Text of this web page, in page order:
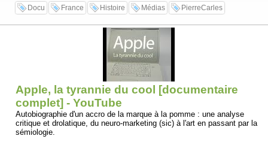
structurel, des trains de réformes qui ont dévasté les États, les
l'humanité a ainsi vu s'installer un colonialisme d'un genre nouveau qui,
feignant l'altruisme, entretient une phénoménale déprédation. Alors
qu'on vante les mérites du libre-échange, on procède à la dilapidation
en bonne et due forme des ressources naturelles de territoires
immenses et à l'asservissement de populations entières.
Et c'est ainsi que la pensée et la démocratie, encerclées de toutes
parts par la propagande et les réformes, se trouvent prises au piège,
dans les rets du néolibéralisme.
http://encerclement.info/index2.html
Docu France Histoire Médias PierreCarles
Apple, la tyrannie du cool [documentaire
complet] - YouTube
Autobiographie d'un accro de la marque à la pomme : une analyse
critique et drolatique, du neuro-marketing (sic) à l'art en passant par la
sémiologie.